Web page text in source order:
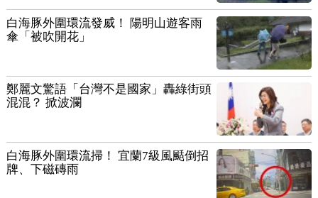
白海豚外圍環流發威！ 陽明山遊客雨
傘「被吹開花」
鄭麗文驚語「台灣不是國家」轟綠街頭
混混？ 掀波瀾
白海豚外圍環流掃！ 宜蘭7級風颳倒招
牌、下磁磚雨